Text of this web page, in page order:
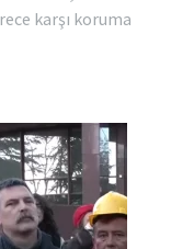
karşı koruma